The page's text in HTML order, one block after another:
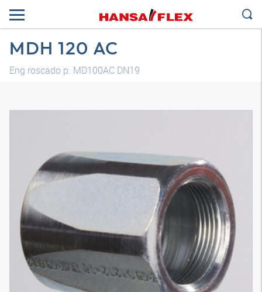
MDH 120 AC
Eng roscado p. MD100AC DN19